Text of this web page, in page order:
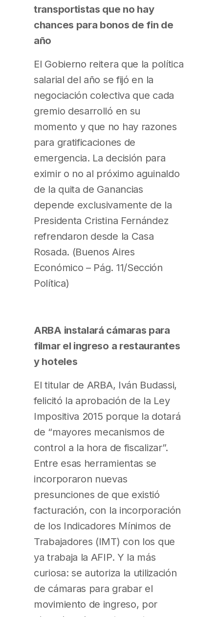
transportistas que no hay
chances para bonos de fin de
año
El Gobierno reitera que la política
salarial del año se fijó en la
negociación colectiva que cada
gremio desarrolló en su
momento y que no hay razones
para gratificaciones de
emergencia. La decisión para
eximir o no al próximo aguinaldo
de la quita de Ganancias
depende exclusivamente de la
Presidenta Cristina Fernández
refrendaron desde la Casa
Rosada. (Buenos Aires
Económico – Pág. 11/Sección
Política)
ARBA instalará cámaras para
filmar el ingreso a restaurantes
y hoteles
El titular de ARBA, Iván Budassi,
felicitó la aprobación de la Ley
Impositiva 2015 porque la dotará
de “mayores mecanismos de
control a la hora de fiscalizar”.
Entre esas herramientas se
incorporaron nuevas
presunciones de que existió
facturación, con la incorporación
de los Indicadores Mínimos de
Trabajadores (IMT) con los que
ya trabaja la AFIP. Y la más
curiosa: se autoriza la utilización
de cámaras para grabar el
movimiento de ingreso, por